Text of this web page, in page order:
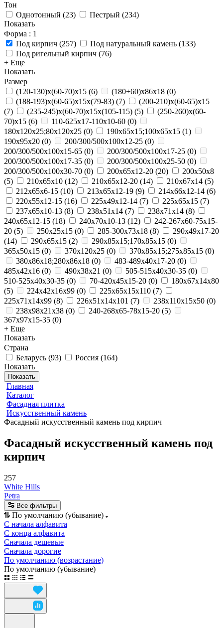
Тон
Однотонный (23) Пестрый (234)
Показать
Форма : 1
Под кирпич (257) Под натуральный камень (133)
Под ригельный кирпич (76)
+ Еще
Показать
Размер
(120-130)х(60-70)х15 (6) (180+60)х86х18 (0)
(188-193)х(60-65)х15х(79-83) (7)
(200-210)х(60-65)х15
(7) (235-245)х(60-70)х15х(105-115) (5)
(250-260)х(60-
70)х15 (6) 110-625x17-110x10-60 (0)
180х120х25;80х120х25 (0) 190х65х15;100х65х15 (1)
190х95х20 (0) 200/300/500x100x12-25 (0)
200/300/500x100x15-65 (0) 200/300/500x100x17-25 (0)
200/300/500x100x17-35 (0) 200/300/500x100x25-50 (0)
200/300/500x100x30-70 (0) 200x65x12-20 (20)
200х50х8
(5) 210x65x10 (12) 210x65x12-20 (14) 210х67х14 (5)
212x65x6-15 (10) 213x65x12-19 (9) 214x66x12-14 (6)
220x55x12-15 (16) 225x49x12-14 (7) 225х65х15 (7)
237x65x10-13 (8) 238х51х14 (7) 238х71х14 (8)
240x65x12-15 (18) 240x70x10-13 (12)
242-267x60-75x15-
20 (5) 250x25x15 (0) 285-300x73x18 (8)
290x49x17-20
(14) 290х65х15 (2) 290х85х15;170х85х15 (0)
365х50х15 (0) 370х120х25 (0) 370х85х15;275х85х15 (0)
380х86х18;280х86х18 (0) 483-489x40x17-20 (0)
485х42х16 (0) 490х38х21 (0) 505-515x40x30-35 (0)
510-525x40x30-35 (0) 70-420x45x15-20 (0)
180х67х14х80
(5) 224х42х16х99 (0) 225х65х15х110 (7)
225х71х14х99 (8) 226х51х14х101 (7) 238х110х15х50 (0)
238х98х21х38 (0) 240-268x65-78x15-20 (5)
367x97x15-35 (0)
+ Еще
Показать
Страна
Беларусь (93) Россия (164)
Показать
Показать
Главная
Каталог
Фасадная плитка
Искусственный камень
Фасадный искусственный камень под кирпич
Фасадный искусственный камень под
кирпич
257
White Hills
Petra
Все фильтры
По умолчанию (убывание)
С начала алфавита
С конца алфавита
Сначала дешевые
Сначала дорогие
По умолчанию (возрастание)
По умолчанию (убывание)